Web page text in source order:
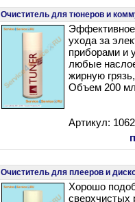
Очиститель для тюнеров и
ухода за
приборами и
любые
жирную
Объем 200
Артикул:
Очиститель для плееров и
Хорошо
сверхчистых